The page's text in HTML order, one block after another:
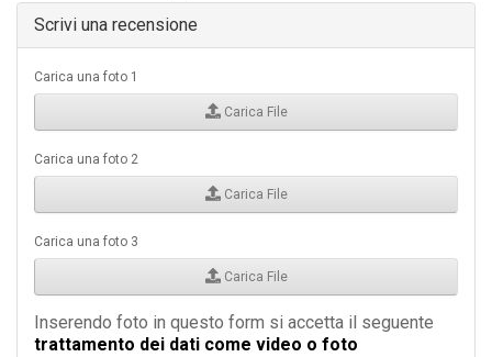
Scrivi una recensione
Carica una foto 1
Carica File
Carica una foto 2
Carica File
Carica una foto 3
Carica File
Inserendo foto in questo form si accetta il seguente
trattamento dei dati come video o foto